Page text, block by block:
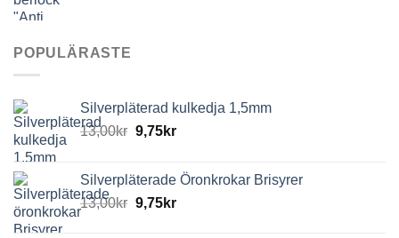
POPULÄRASTE
Silverpläterad kulkedja 1,5mm
13,00kr 9,75kr
Silverpläterade Öronkrokar Brisyrer
13,00kr 9,75kr